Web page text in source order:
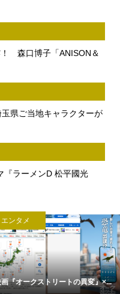
森口博子「ANISON＆
県ご当地キャラクターが
ラーメンD 松平國光
エンタメ
『オークストリートの異変』×...